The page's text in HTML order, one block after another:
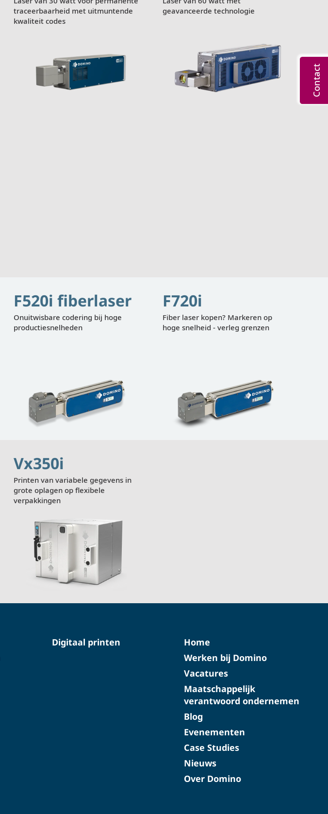
Contact
traceerbaarheid met uitmuntende
kwaliteit codes
geavanceerde technologie
Weergeven
F520i fiberlaser
Onuitwisbare codering bij hoge
productiesnelheden
F720i
Fiber laser kopen? Markeren op
hoge snelheid - verleg grenzen
Weergeven
Vx350i
Printen van variabele gegevens in
grote oplagen op flexibele
verpakkingen
Digitaal printen
Home
Werken bij Domino
Vacatures
Maatschappelijk
verantwoord ondernemen
Blog
Evenementen
Case Studies
Nieuws
Over Domino